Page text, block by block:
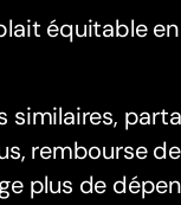
équitable
similaires,
rembourse
plus de